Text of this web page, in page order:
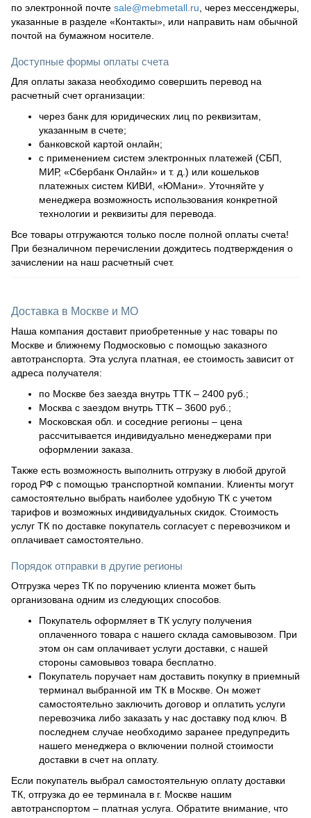
по электронной почте sale@mebmetall.ru , через мессенджеры,
указанные в разделе «Контакты», или направить нам обычной
почтой на бумажном носителе.
Доступные формы оплаты счета
Для оплаты заказа необходимо совершить перевод на
расчетный счет организации:
через банк для юридических лиц по реквизитам,
указанным в счете;
банковской картой онлайн;
с применением систем электронных платежей (СБП,
МИР, «Сбербанк Онлайн» и т. д.) или кошельков
платежных систем КИВИ, «ЮМани». Уточняйте у
менеджера возможность использования конкретной
технологии и реквизиты для перевода.
Все товары отгружаются только после полной оплаты счета!
При безналичном перечислении дождитесь подтверждения о
зачислении на наш расчетный счет.
Доставка в Москве и МО
Наша компания доставит приобретенные у нас товары по
Москве и ближнему Подмосковью с помощью заказного
автотранспорта. Эта услуга платная, ее стоимость зависит от
адреса получателя:
по Москве без заезда внутрь ТТК – 2400 руб.;
Москва с заездом внутрь ТТК – 3600 руб.;
Московская обл. и соседние регионы – цена
рассчитывается индивидуально менеджерами при
оформлении заказа.
Также есть возможность выполнить отгрузку в любой другой
город РФ с помощью транспортной компании. Клиенты могут
самостоятельно выбрать наиболее удобную ТК с учетом
тарифов и возможных индивидуальных скидок. Стоимость
услуг ТК по доставке покупатель согласует с перевозчиком и
оплачивает самостоятельно.
Порядок отправки в другие регионы
Отгрузка через ТК по поручению клиента может быть
организована одним из следующих способов.
Покупатель оформляет в ТК услугу получения
оплаченного товара с нашего склада самовывозом. При
этом он сам оплачивает услуги доставки, с нашей
стороны самовывоз товара бесплатно.
Покупатель поручает нам доставить покупку в приемный
терминал выбранной им ТК в Москве. Он может
самостоятельно заключить договор и оплатить услуги
перевозчика либо заказать у нас доставку под ключ. В
последнем случае необходимо заранее предупредить
нашего менеджера о включении полной стоимости
доставки в счет на оплату.
Если покупатель выбрал самостоятельную оплату доставки
ТК, отгрузка до ее терминала в г. Москве нашим
автотранспортом – платная услуга. Обратите внимание, что